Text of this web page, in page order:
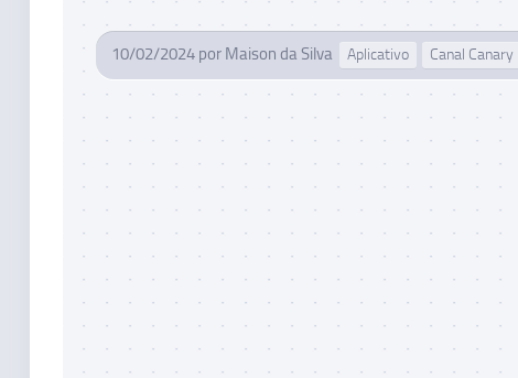
10/02/2024 por Maison da Silva Aplicativo Canal Canary